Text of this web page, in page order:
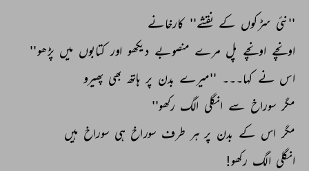
''نئی سڑکوں کے نقشے'' کارخانے
اونچے اونچے پل مرے منصوبے دیکھو اور کتابوں میں پڑھو''
اس نے کہا۔۔۔ ''میرے بدن پر ہاتھ بھی پھیرو
مگر سوراخ سے انگلی الگ رکھو''
مگر اس کے بدن پر ہر طرف سوراخ ہی سوراخ ہیں
انگلی الگ رکھو!